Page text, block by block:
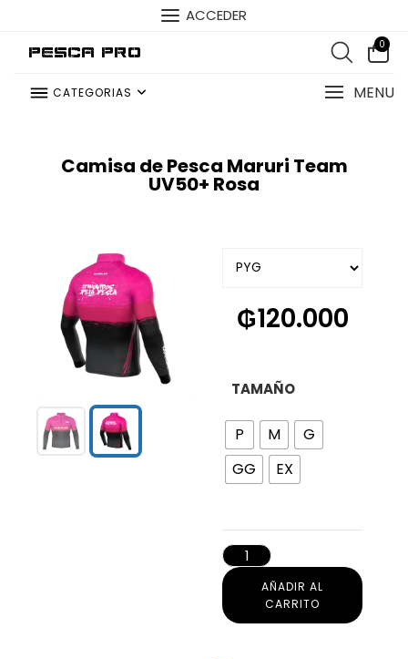
ACCEDER
Pesca Pro 0
CATEGORIAS MENU
Camisa de Pesca Maruri Team
UV50+ Rosa
TAMAÑO
P M
G
GG
EX
AÑADIR AL
CARRITO
₲120.000